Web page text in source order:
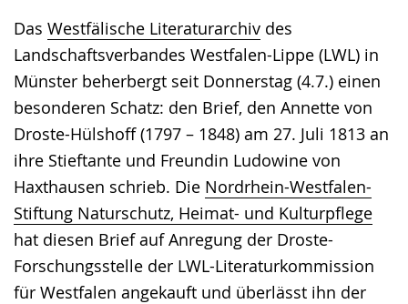
Das Westfälische Literaturarchiv des
Landschaftsverbandes Westfalen-Lippe (LWL) in
Münster beherbergt seit Donnerstag (4.7.) einen
besonderen Schatz: den Brief, den Annette von
Droste-Hülshoff (1797 – 1848) am 27. Juli 1813 an
ihre Stieftante und Freundin Ludowine von
Haxthausen schrieb. Die Nordrhein-Westfalen-
Stiftung Naturschutz, Heimat- und Kulturpflege
hat diesen Brief auf Anregung der Droste-
Forschungsstelle der LWL-Literaturkommission
für Westfalen angekauft und überlässt ihn der
wird
angezeigt.